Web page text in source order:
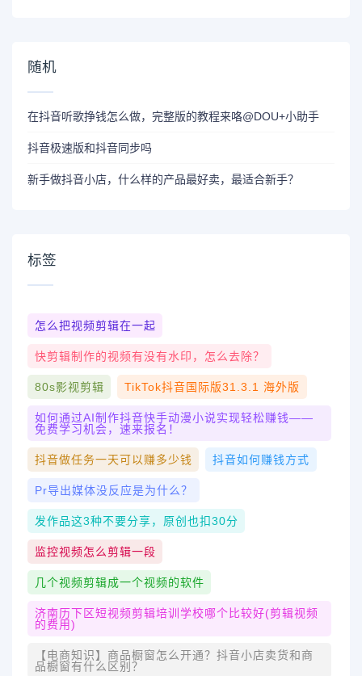
随机
在抖音听歌挣钱怎么做，完整版的教程来咯@DOU+小助手
抖音极速版和抖音同步吗
新手做抖音小店，什么样的产品最好卖，最适合新手？
标签
怎么把视频剪辑在一起
快剪辑制作的视频有没有水印，怎么去除？
80s影视剪辑 TikTok抖音国际版31.3.1 海外版
如何通过AI制作抖音快手动漫小说实现轻松赚钱——
免费学习机会，速来报名！
抖音做任务一天可以赚多少钱 抖音如何赚钱方式
Pr导出媒体没反应是为什么？
发作品这3种不要分享，原创也扣30分
监控视频怎么剪辑一段
几个视频剪辑成一个视频的软件
济南历下区短视频剪辑培训学校哪个比较好(剪辑视频
的费用)
【电商知识】商品橱窗怎么开通？抖音小店卖货和商
品橱窗有什么区别？